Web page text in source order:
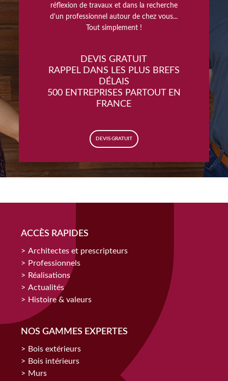
réflexion de travaux et dans la recherche
d'un professionnel autour de chez vous...
Tout simplement !
DEVIS GRATUIT
RAPPEL DANS LES PLUS BREFS
DÉLAIS
500 ENTREPRISES PARTOUT EN
FRANCE
DEVIS GRATUIT
ACCÈS RAPIDES
Architectes et prescripteurs
Professionnels
Réalisations
Actualités
Histoire & valeurs
NOS GAMMES EXPERTES
Bois extérieurs
Bois intérieurs
Murs